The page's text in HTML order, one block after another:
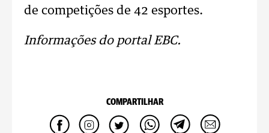
de competições de 42 esportes.
Informações do portal EBC.
COMPARTILHAR